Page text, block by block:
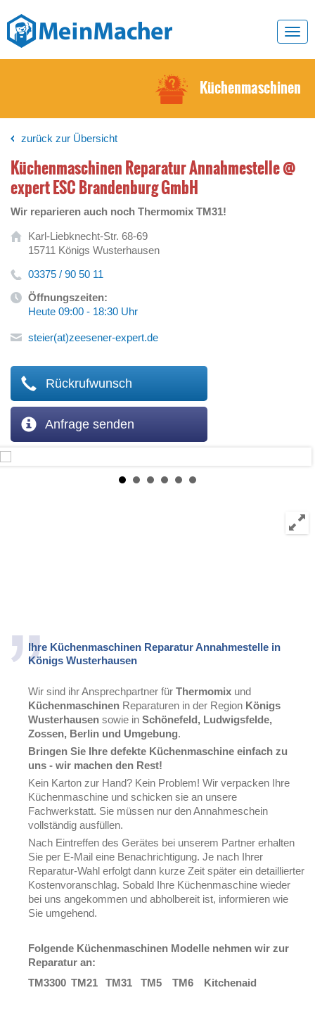
Küchenmaschinen
zurück zur Übersicht
Küchenmaschinen Reparatur Annahmestelle @
expert ESC Brandenburg GmbH
Wir reparieren auch noch Thermomix TM31!
Karl-Liebknecht-Str. 68-69
15711 Königs Wusterhausen
03375 / 90 50 11
Öffnungszeiten:
Heute 09:00 - 18:30 Uhr
steier(at)zeesener-expert.de
Rückrufwunsch
Anfrage senden
Ihre Küchenmaschinen Reparatur Annahmestelle in
Königs Wusterhausen
Wir sind ihr Ansprechpartner für Thermomix und
Küchenmaschinen Reparaturen in der Region Königs
Wusterhausen sowie in Schönefeld, Ludwigsfelde,
Zossen, Berlin und Umgebung.
Bringen Sie Ihre defekte Küchenmaschine einfach zu
uns - wir machen den Rest!
Kein Karton zur Hand? Kein Problem! Wir verpacken Ihre
Küchenmaschine und schicken sie an unsere
Fachwerkstatt. Sie müssen nur den Annahmeschein
vollständig ausfüllen.
Nach Eintreffen des Gerätes bei unserem Partner erhalten
Sie per E-Mail eine Benachrichtigung. Je nach Ihrer
Reparatur-Wahl erfolgt dann kurze Zeit später ein detaillierter
Kostenvoranschlag. Sobald Ihre Küchenmaschine wieder
bei uns angekommen und abholbereit ist, informieren wie
Sie umgehend.
Folgende Küchenmaschinen Modelle nehmen wir zur
Reparatur an:
TM3300 TM21 TM31 TM5 TM6 Kitchenaid